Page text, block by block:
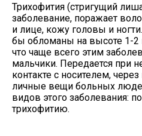
Трихофития (стригущий
заболевание, поражает
и лице, кожу головы и
бы обломаны на высоте 1-
что чаще всего этим
мальчики. Передается при
контакте с носителем,
личные вещи больных
видов этого заболевания:
трихофитию.